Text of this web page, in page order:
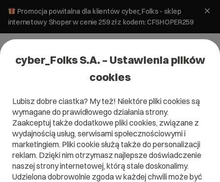
Promocja powitalna dla klientów cyber_Folks - sklep
internetowy Shoper w cenie 259 zł z kodem: CFSHOPER259
Domena .solutions
Najlepsze rozwiązanie
cyber_Folks S.A. – Ustawienia plików
cookies
Lubisz dobre ciastka? My też! Niektóre pliki cookies są
wymagane do prawidłowego działania strony.
Zaakceptuj także dodatkowe pliki cookies, związane z
wydajnością usług, serwisami społecznościowymi i
marketingiem. Pliki cookie służą także do personalizacji
reklam. Dzięki nim otrzymasz najlepsze doświadczenie
naszej strony internetowej, którą stale doskonalimy.
Udzielona dobrowolnie zgoda w każdej chwili może być